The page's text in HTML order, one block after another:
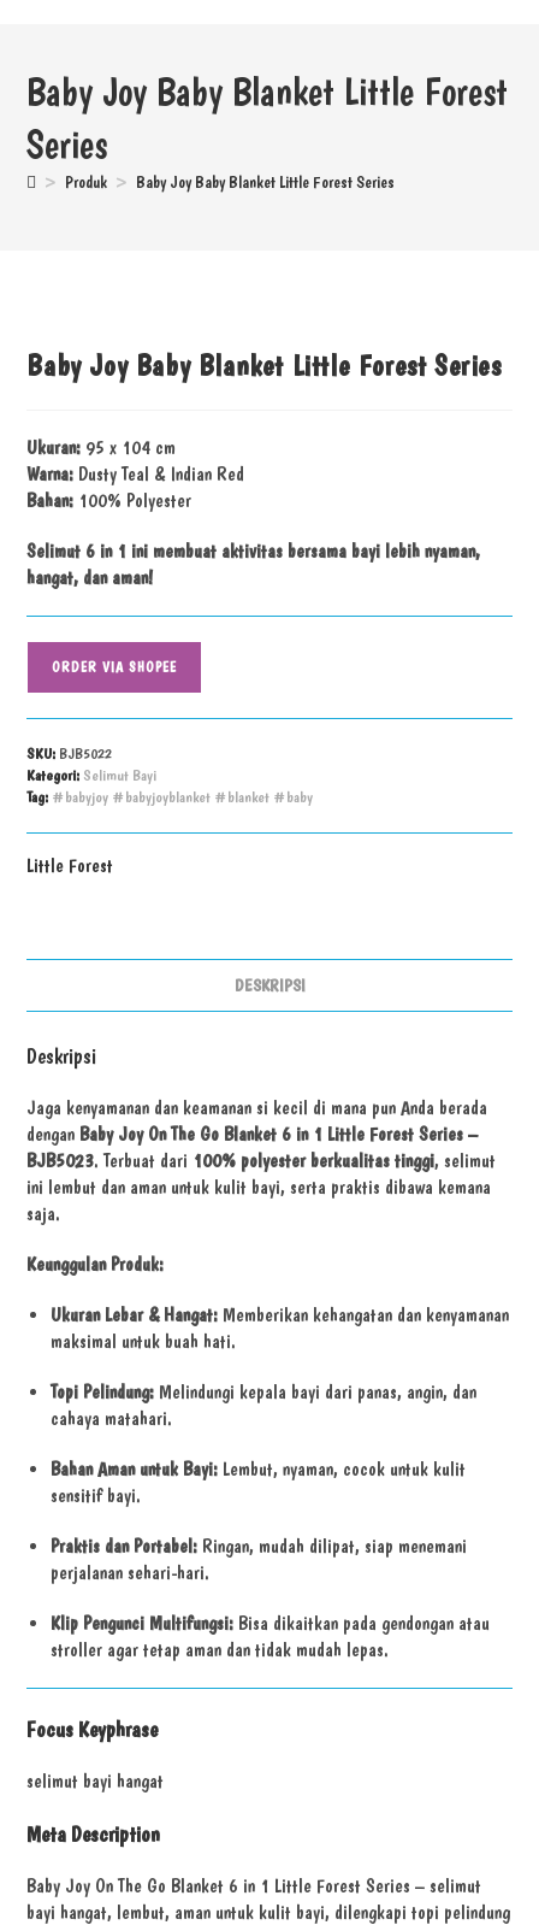
Baby Joy Baby Blanket Little Forest
Series
> Produk > Baby Joy Baby Blanket Little Forest Series
Baby Joy Baby Blanket Little Forest Series
Ukuran: 95 x 104 cm
Warna: Dusty Teal & Indian Red
Bahan: 100% Polyester
Selimut 6 in 1 ini membuat aktivitas bersama bayi lebih nyaman,
hangat, dan aman!
ORDER VIA SHOPEE
SKU: BJB5022
Kategori: Selimut Bayi
Tag: #babyjoy #babyjoyblanket #blanket #baby
Little Forest
DESKRIPSI
Deskripsi
Jaga kenyamanan dan keamanan si kecil di mana pun Anda berada
dengan Baby Joy On The Go Blanket 6 in 1 Little Forest Series –
BJB5023. Terbuat dari 100% polyester berkualitas tinggi, selimut
ini lembut dan aman untuk kulit bayi, serta praktis dibawa kemana
saja.
Keunggulan Produk:
Ukuran Lebar & Hangat: Memberikan kehangatan dan kenyamanan
maksimal untuk buah hati.
Topi Pelindung: Melindungi kepala bayi dari panas, angin, dan
cahaya matahari.
Bahan Aman untuk Bayi: Lembut, nyaman, cocok untuk kulit
sensitif bayi.
Praktis dan Portabel: Ringan, mudah dilipat, siap menemani
perjalanan sehari-hari.
Klip Pengunci Multifungsi: Bisa dikaitkan pada gendongan atau
stroller agar tetap aman dan tidak mudah lepas.
Focus Keyphrase
selimut bayi hangat
Meta Description
Baby Joy On The Go Blanket 6 in 1 Little Forest Series – selimut
bayi hangat, lembut, aman untuk kulit bayi, dilengkapi topi pelindung